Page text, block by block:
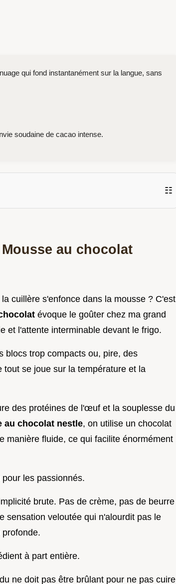
qui fond instantanément sur la langue, sans
soudaine de cacao intense.
☷
au chocolat
cuillère s'enfonce dans la mousse ? C'est
évoque le goûter chez ma grand
et l'attente interminable devant le frigo.
blocs trop compacts ou, pire, des
se joue sur la température et la
des protéines de l'œuf et la souplesse du
au chocolat nestle, on utilise un chocolat
manière fluide, ce qui facilite énormément
les passionnés.
brute. Pas de crème, pas de beurre
sensation veloutée qui n'alourdit pas le
à part entière.
ne doit pas être brûlant pour ne pas cuire